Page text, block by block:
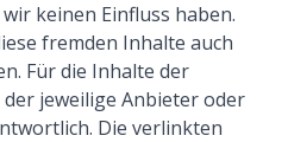
keinen Einfluss haben.
fremden Inhalte auch
Für die Inhalte der
jeweilige Anbieter oder
Die verlinkten